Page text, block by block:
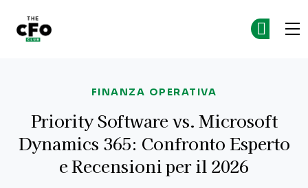
FINANZA OPERATIVA
Priority Software vs. Microsoft
Dynamics 365: Confronto Esperto
e Recensioni per il 2026